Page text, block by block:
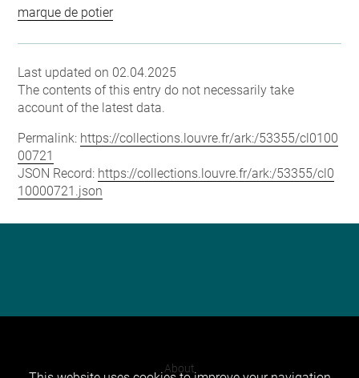
marque de potier
Last updated on 02.04.2025
The contents of this entry do not necessarily take
account of the latest data.
Permalink: https://collections.louvre.fr/ark:/53355/cl0100
00721
JSON Record: https://collections.louvre.fr/ark:/53355/cl0
10000721.json
About